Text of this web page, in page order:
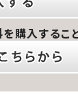
購入するこ